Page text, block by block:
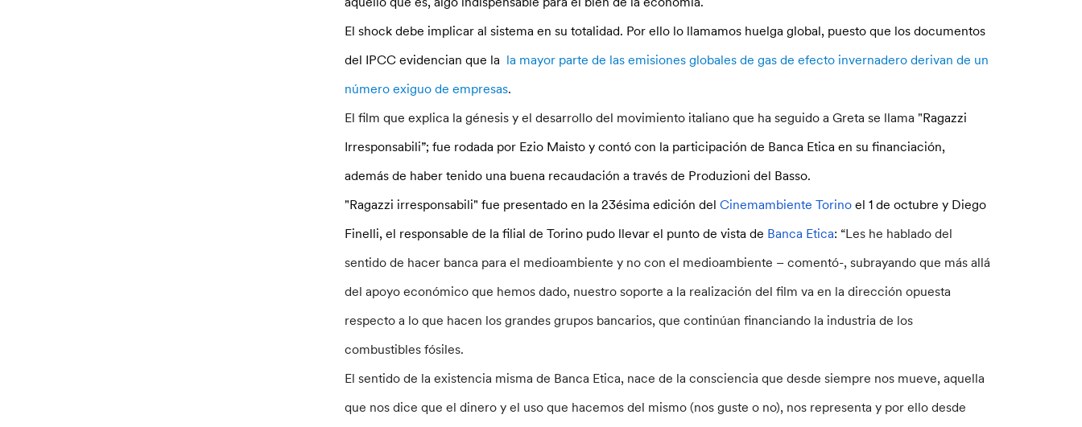
El shock debe implicar al sistema en su totalidad. Por ello lo llamamos huelga global, puesto que los documentos
del IPCC evidencian que la la mayor parte de las emisiones globales de gas de efecto invernadero derivan de un
número exiguo de empresas.
El film que explica la génesis y el desarrollo del movimiento italiano que ha seguido a Greta se llama "Ragazzi
Irresponsabili”; fue rodada por Ezio Maisto y contó con la participación de Banca Etica en su financiación,
además de haber tenido una buena recaudación a través de Produzioni del Basso.
"Ragazzi irresponsabili" fue presentado en la 23ésima edición delCinemambiente Torino el 1 de octubre y Diego
Finelli, el responsable de la filial de Torino pudo llevar el punto de vista de Banca Etica:“Les he hablado del
sentido de hacer banca para el medioambiente y no con el medioambiente – comentó-, subrayando que más allá
del apoyo económico que hemos dado, nuestro soporte a la realización del film va en la dirección opuesta
respecto a lo que hacen los grandes grupos bancarios, que continúan financiando la industria de los
combustibles fósiles.
El sentido de la existencia misma de Banca Etica, nace de la consciencia que desde siempre nos mueve, aquella
que nos dice que el dinero y el uso que hacemos del mismo (nos guste o no), nos representa y por ello desde